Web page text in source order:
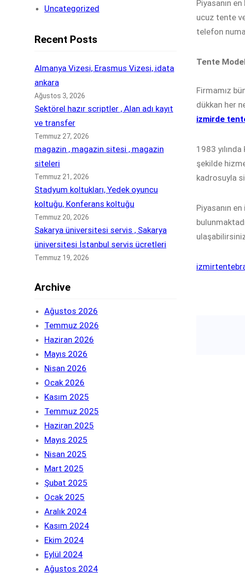
Uncategorized
Recent Posts
Almanya Vizesi, Erasmus Vizesi, idata
ankara
Ağustos 3, 2026
Sektörel hazır scriptler , Alan adı kayıt
ve transfer
Temmuz 27, 2026
magazin , magazin sitesi , magazin
siteleri
Temmuz 21, 2026
Stadyum koltukları, Yedek oyuncu
koltuğu, Konferans koltuğu
Temmuz 20, 2026
Sakarya üniversitesi servis , Sakarya
üniversitesi İstanbul servis ücretleri
Temmuz 19, 2026
Archive
Ağustos 2026
Temmuz 2026
Haziran 2026
Mayıs 2026
Nisan 2026
Ocak 2026
Kasım 2025
Temmuz 2025
Haziran 2025
Mayıs 2025
Nisan 2025
Mart 2025
Şubat 2025
Ocak 2025
Aralık 2024
Kasım 2024
Ekim 2024
Eylül 2024
Ağustos 2024
Piyasanın
ucuz tente
telefon
Tente
Firmamız
dükkan her
izmirde
1983
şekilde
kadrosuyla
Piyasanın